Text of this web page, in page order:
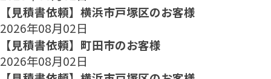
【見積書依頼】横浜市戸塚区のお客様
2026年08月02日
【見積書依頼】町田市のお客様
2026年08月02日